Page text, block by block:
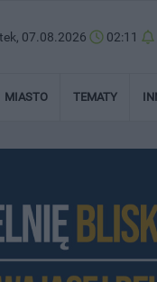
07.08.2026 02:11
MIASTO TEMATY